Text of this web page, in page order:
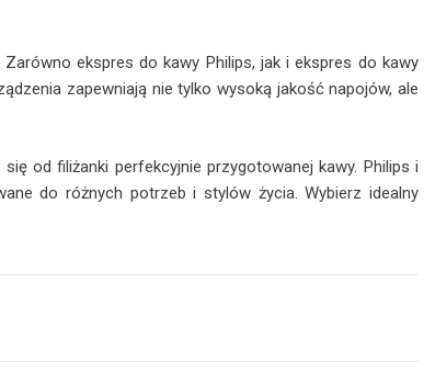
ekspres do kawy Philips, jak i ekspres do kawy
zapewniają nie tylko wysoką jakość napojów, ale
od filiżanki perfekcyjnie przygotowanej kawy. Philips i
do różnych potrzeb i stylów życia. Wybierz idealny